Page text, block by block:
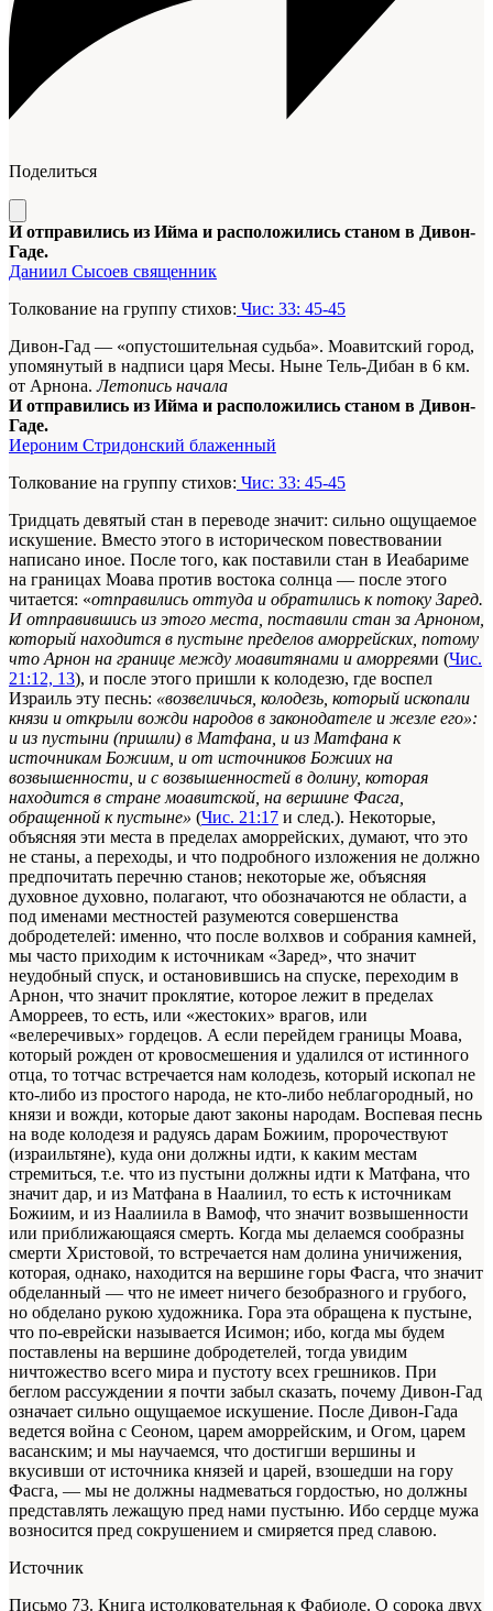
Поделиться
И отправились из Ийма и расположились станом в Дивон-
Гаде.
Даниил Сысоев священник
Толкование на группу стихов: Чис: 33: 45-45
Дивон-Гад — «опустошительная судьба». Моавитский город,
упомянутый в надписи царя Месы. Ныне Тель-Дибан в 6 км.
от Арнона.Летопись начала
И отправились из Ийма и расположились станом в Дивон-
Гаде.
Иероним Стридонский блаженный
Толкование на группу стихов: Чис: 33: 45-45
Тридцать девятый стан в переводе значит: сильно ощущаемое
искушение. Вместо этого в историческом повествовании
написано иное. После того, как поставили стан в Иеабариме
на границах Моава против востока солнца — после этого
читается: «отправились оттуда и обратились к потоку Заред.
И отправившись из этого места, поставили стан за Арноном,
который находится в пустыне пределов аморрейских, потому
что Арнон на границе между моавитянами и аморреями (Чис.
21:12, 13), и после этого пришли к колодезю, где воспел
Израиль эту песнь: «возвеличься, колодезь, который ископали
князи и открыли вожди народов в законодателе и жезле его»:
и из пустыни (пришли) в Матфана, и из Матфана к
источникам Божиим, и от источников Божиих на
возвышенности, и с возвышенностей в долину, которая
находится в стране моавитской, на вершине Фасга,
обращенной к пустыне» (Чис. 21:17 и след.). Некоторые,
объясняя эти места в пределах аморрейских, думают, что это
не станы, а переходы, и что подробного изложения не должно
предпочитать перечню станов; некоторые же, объясняя
духовное духовно, полагают, что обозначаются не области, а
под именами местностей разумеются совершенства
добродетелей: именно, что после волхвов и собрания камней,
мы часто приходим к источникам «Заред», что значит
неудобный спуск, и остановившись на спуске, переходим в
Арнон, что значит проклятие, которое лежит в пределах
Аморреев, то есть, или «жестоких» врагов, или
«велеречивых» гордецов. А если перейдем границы Моава,
который рожден от кровосмешения и удалился от истинного
отца, то тотчас встречается нам колодезь, который ископал не
кто-либо из простого народа, не кто-либо неблагородный, но
князи и вожди, которые дают законы народам. Воспевая песнь
на воде колодезя и радуясь дарам Божиим, пророчествуют
(израильтяне), куда они должны идти, к каким местам
стремиться, т.е. что из пустыни должны идти к Матфана, что
значит дар, и из Матфана в Наалиил, то есть к источникам
Божиим, и из Наалиила в Вамоф, что значит возвышенности
или приближающаяся смерть. Когда мы делаемся сообразны
смерти Христовой, то встречается нам долина уничижения,
которая, однако, находится на вершине горы Фасга, что значит
обделанный — что не имеет ничего безобразного и грубого,
но обделано рукою художника. Гора эта обращена к пустыне,
что по-еврейски называется Исимон; ибо, когда мы будем
поставлены на вершине добродетелей, тогда увидим
ничтожество всего мира и пустоту всех грешников. При
беглом рассуждении я почти забыл сказать, почему Дивон-Гад
означает сильно ощущаемое искушение. После Дивон-Гада
ведется война с Сеоном, царем аморрейским, и Огом, царем
васанским; и мы научаемся, что достигши вершины и
вкусивши от источника князей и царей, взошедши на гору
Фасга, — мы не должны надмеваться гордостью, но должны
представлять лежащую пред нами пустыню. Ибо сердце мужа
возносится пред сокрушением и смиряется пред славою.
Источник
Письмо 73. Книга истолковательная к Фабиоле. О сорока двух